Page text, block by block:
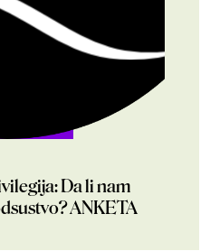
Da li nam
ANKETA